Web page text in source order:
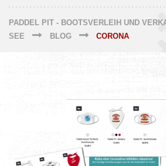
PADDEL PIT - BOOTSVERLEIH UND
SEE
BLOG CORONA